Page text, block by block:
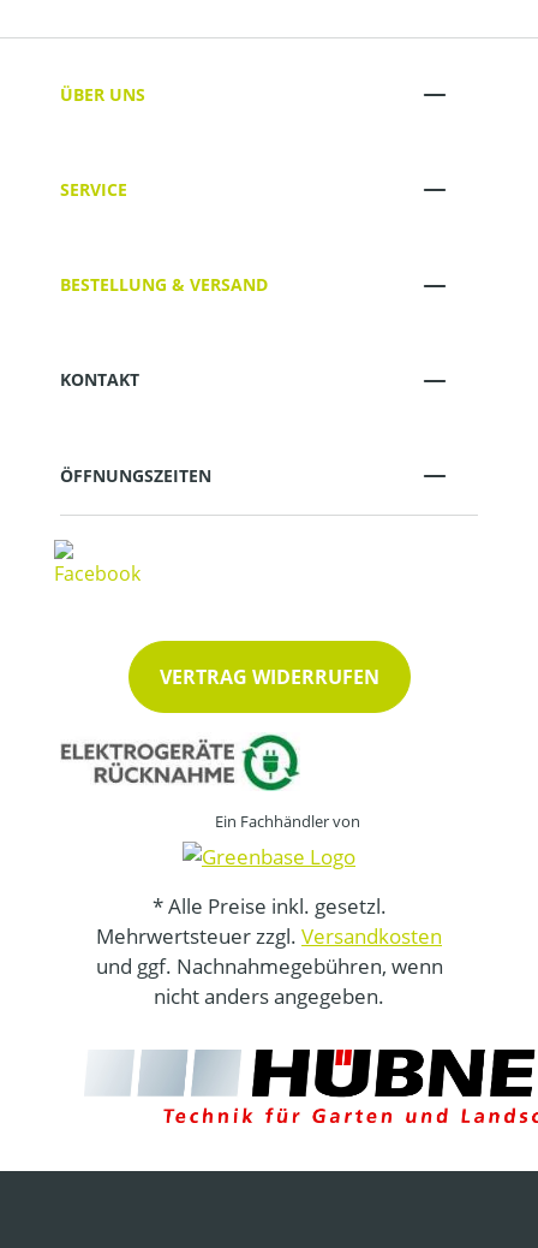
ÜBER UNS
SERVICE
BESTELLUNG & VERSAND
KONTAKT
ÖFFNUNGSZEITEN
VERTRAG WIDERRUFEN
Ein Fachhändler von
* Alle Preise inkl. gesetzl.
Mehrwertsteuer zzgl. Versandkosten
und ggf. Nachnahmegebühren, wenn
nicht anders angegeben.